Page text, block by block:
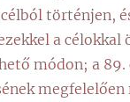
történjen,
a célokkal
módon; a 89.